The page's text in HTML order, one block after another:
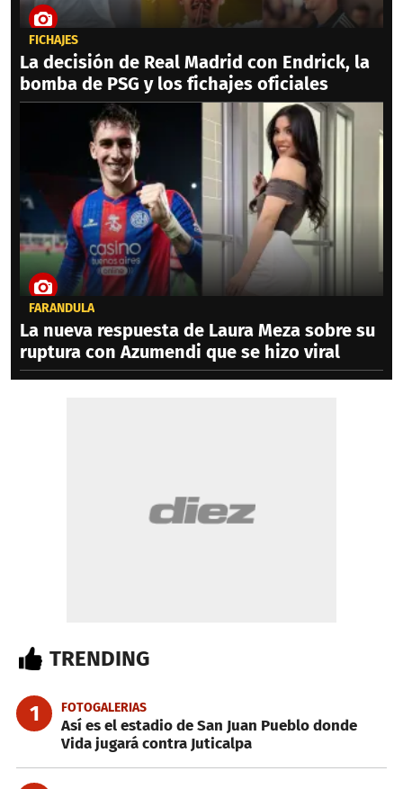
FICHAJES
La decisión de Real Madrid con Endrick, la
bomba de PSG y los fichajes oficiales
FARÁNDULA
La nueva respuesta de Laura Meza sobre su
ruptura con Azumendi que se hizo viral
TRENDING
1 FOTOGALERIAS
Así es el estadio de San Juan Pueblo donde
Vida jugará contra Juticalpa